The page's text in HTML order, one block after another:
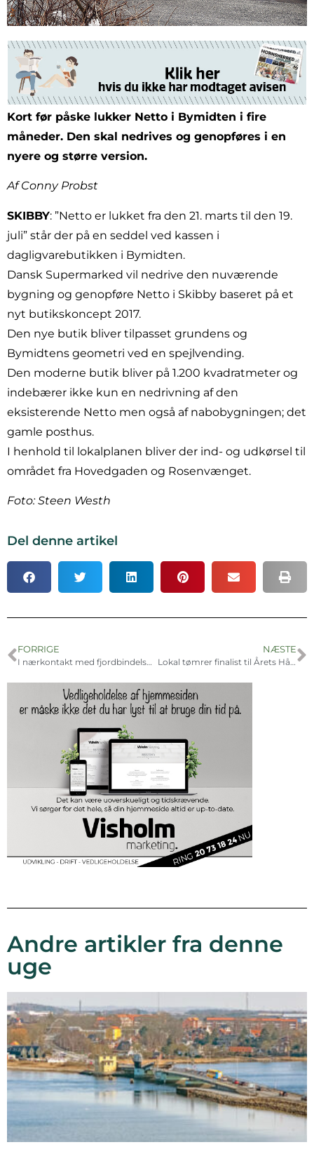
Kort før påske lukker Netto i Bymidten i fire
måneder. Den skal nedrives og genopføres i en
nyere og større version.
Af Conny Probst
SKIBBY: ”Netto er lukket fra den 21. marts til den 19.
juli” står der på en seddel ved kassen i
dagligvarebutikken i Bymidten.
Dansk Supermarked vil nedrive den nuværende
bygning og genopføre Netto i Skibby baseret på et
nyt butikskoncept 2017.
Den nye butik bliver tilpasset grundens og
Bymidtens geometri ved en spejlvending.
Den moderne butik bliver på 1.200 kvadratmeter og
indebærer ikke kun en nedrivning af den
eksisterende Netto men også af nabobygningen; det
gamle posthus.
I henhold til lokalplanen bliver der ind- og udkørsel til
området fra Hovedgaden og Rosenvænget.
Foto: Steen Westh
Del denne artikel
FORRIGE
I nærkontakt med fjordbindelsen
NÆSTE
Lokal tømrer finalist til Årets Håndværker
Andre artikler fra denne
uge